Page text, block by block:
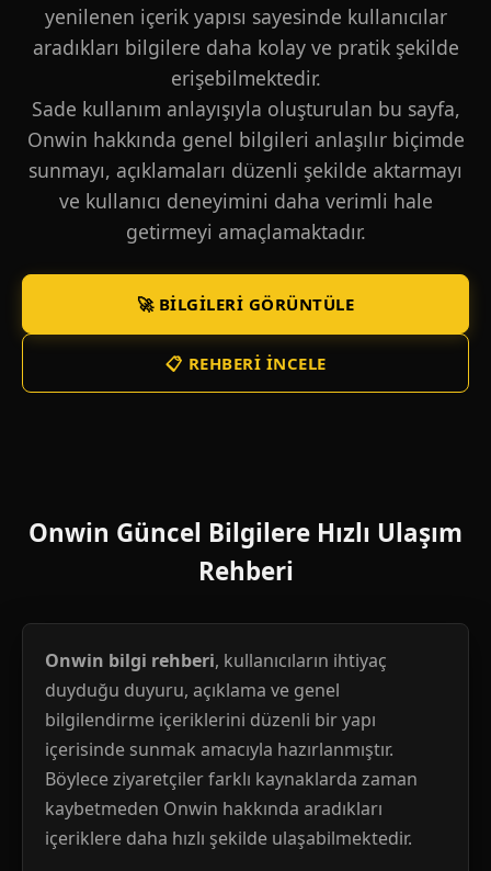
yenilenen içerik yapısı sayesinde kullanıcılar
aradıkları bilgilere daha kolay ve pratik şekilde
erişebilmektedir.
Sade kullanım anlayışıyla oluşturulan bu sayfa,
Onwin hakkında genel bilgileri anlaşılır biçimde
sunmayı, açıklamaları düzenli şekilde aktarmayı
ve kullanıcı deneyimini daha verimli hale
getirmeyi amaçlamaktadır.
🚀 BILGILERI GÖRÜNTÜLE
📋 REHBERI İNCELE
Onwin Güncel Bilgilere Hızlı Ulaşım
Rehberi
Onwin bilgi rehberi, kullanıcıların ihtiyaç
duyduğu duyuru, açıklama ve genel
bilgilendirme içeriklerini düzenli bir yapı
içerisinde sunmak amacıyla hazırlanmıştır.
Böylece ziyaretçiler farklı kaynaklarda zaman
kaybetmeden Onwin hakkında aradıkları
içeriklere daha hızlı şekilde ulaşabilmektedir.